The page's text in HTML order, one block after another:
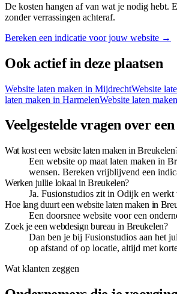
De kosten hangen af van wat je nodig hebt.
zonder verrassingen achteraf.
Bereken een indicatie voor jouw website →
Ook actief in deze plaatsen
Website laten maken in MijdrechtWebsite
laten maken in HarmelenWebsite laten
Veelgestelde vragen over
Wat kost een website laten maken in
Een website op maat laten maken in
wensen. Bereken vrijblijvend een
Werken jullie lokaal in Breukelen?
Ja. Fusionstudios zit in Odijk en
Hoe lang duurt een website laten maken in
Een doorsnee website voor een
Zoek je een webdesign bureau in Breukelen?
Dan ben je bij Fusionstudios aan het
op afstand of op locatie, altijd met
Wat klanten zeggen